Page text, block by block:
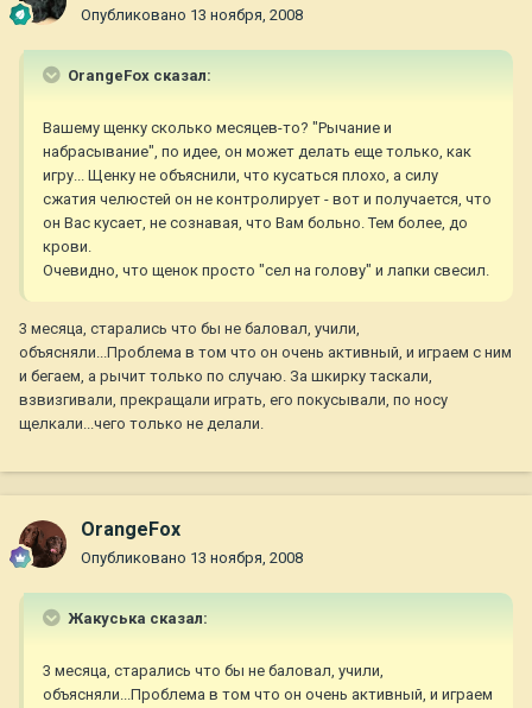
Опубликовано 13 ноября, 2008
OrangeFox сказал:
Вашему щенку сколько месяцев-то? "Рычание и
набрасывание", по идее, он может делать еще только, как
игру... Щенку не объяснили, что кусаться плохо, а силу
сжатия челюстей он не контролирует - вот и получается, что
он Вас кусает, не сознавая, что Вам больно. Тем более, до
крови.
Очевидно, что щенок просто "сел на голову" и лапки свесил.
3 месяца, старались что бы не баловал, учили,
объясняли...Проблема в том что он очень активный, и играем с ним
и бегаем, а рычит только по случаю. За шкирку таскали,
взвизгивали, прекращали играть, его покусывали, по носу
щелкали...чего только не делали.
OrangeFox
Опубликовано 13 ноября, 2008
Жакуська сказал:
3 месяца, старались что бы не баловал, учили,
объясняли...Проблема в том что он очень активный, и играем